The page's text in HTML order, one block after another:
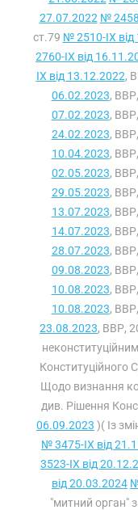
27.07.2022 №
ст.79 № 2510-IX від
2760-IX від
IX від 13.12.2022,
06.02.2023,
07.02.2023,
24.02.2023,
10.04.2023,
02.05.2023,
29.05.2023,
13.07.2023,
14.07.2023,
28.07.2023,
09.08.2023,
10.08.2023,
10.08.2023,
23.08.2023, ВВР,
Конституційного
Щодо визнання
див. Рішення
06.09.2023 )( Із
№ 3475-IX від
3523-IX від
від 20.03.2024
"митний орган"